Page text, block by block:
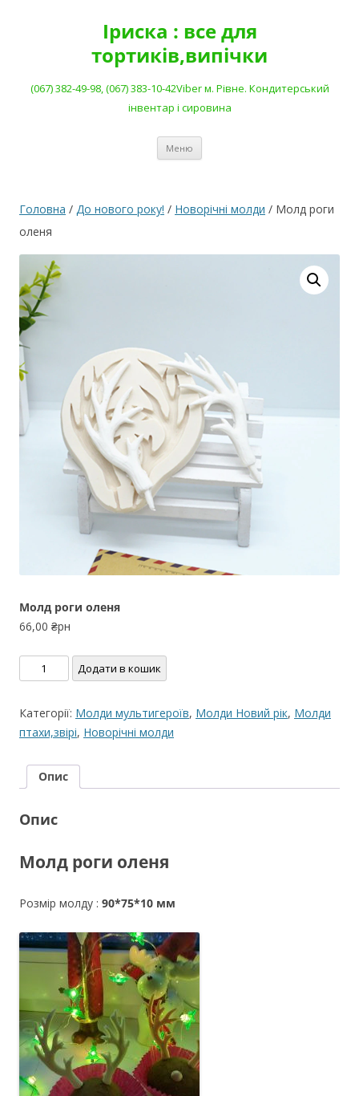
Іриска : все для
тортиків,випічки
(067) 382-49-98, (067) 383-10-42Viber м. Рівне. Кондитерський
інвентар і сировина
Меню
Головна / До нового року! / Новорічні молди / Молд роги
оленя
Молд роги оленя
66,00 ₴рн
Молд
роги
кількість
Додати в кошик
Категорії: Молди мультигероїв, Молди Новий рік, Молди
птахи,звірі, Новорічні молди
Опис
Опис
Молд роги оленя
Розмір молду : 90*75*10 мм